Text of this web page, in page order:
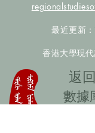
最近更新
香港大學現
返
數據